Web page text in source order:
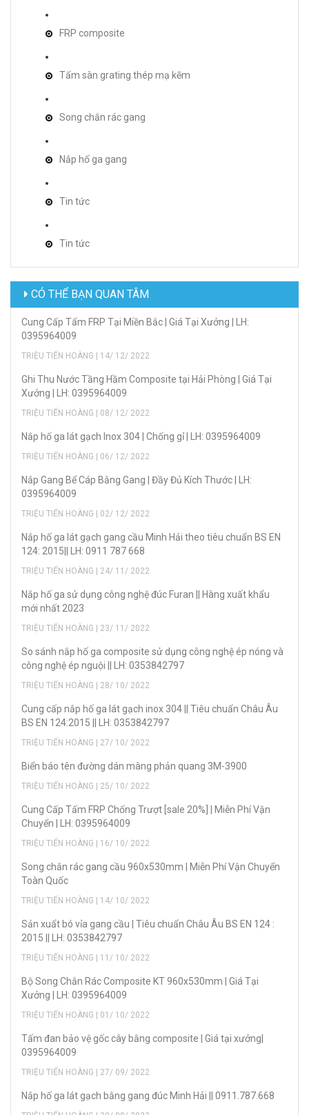
FRP composite
Tấm sàn grating thép mạ kẽm
Song chắn rác gang
Nắp hố ga gang
Tin tức
Tin tức
CÓ THỂ BẠN QUAN TÂM
Cung Cấp Tấm FRP Tại Miền Bắc | Giá Tại Xưởng | LH:
0395964009
TRIỆU TIẾN HOÀNG | 14/ 12/ 2022
Ghi Thu Nước Tầng Hầm Composite tại Hải Phòng | Giá Tại
Xưởng | LH: 0395964009
TRIỆU TIẾN HOÀNG | 08/ 12/ 2022
Nắp hố ga lát gạch Inox 304 | Chống gỉ | LH: 0395964009
TRIỆU TIẾN HOÀNG | 06/ 12/ 2022
Nắp Gang Bể Cáp Bằng Gang | Đầy Đủ Kích Thước | LH:
0395964009
TRIỆU TIẾN HOÀNG | 02/ 12/ 2022
Nắp hố ga lát gạch gang cầu Minh Hải theo tiêu chuẩn BS EN
124: 2015|| LH: 0911 787 668
TRIỆU TIẾN HOÀNG | 24/ 11/ 2022
Nắp hố ga sử dụng công nghệ đúc Furan || Hàng xuất khẩu
mới nhất 2023
TRIỆU TIẾN HOÀNG | 23/ 11/ 2022
So sánh nắp hố ga composite sử dụng công nghệ ép nóng và
công nghệ ép nguội || LH: 0353842797
TRIỆU TIẾN HOÀNG | 28/ 10/ 2022
Cung cấp nắp hố ga lát gạch inox 304 || Tiêu chuẩn Châu Âu
BS EN 124:2015 || LH: 0353842797
TRIỆU TIẾN HOÀNG | 27/ 10/ 2022
Biển báo tên đường dán màng phản quang 3M-3900
TRIỆU TIẾN HOÀNG | 25/ 10/ 2022
Cung Cấp Tấm FRP Chống Trượt [sale 20%] | Miễn Phí Vận
Chuyển | LH: 0395964009
TRIỆU TIẾN HOÀNG | 16/ 10/ 2022
Song chắn rác gang cầu 960x530mm | Miễn Phí Vận Chuyển
Toàn Quốc
TRIỆU TIẾN HOÀNG | 14/ 10/ 2022
Sản xuẩt bó vỉa gang cầu | Tiêu chuẩn Châu Âu BS EN 124 :
2015 || LH: 0353842797
TRIỆU TIẾN HOÀNG | 11/ 10/ 2022
Bộ Song Chắn Rác Composite KT 960x530mm | Giá Tại
Xưởng | LH: 0395964009
TRIỆU TIẾN HOÀNG | 01/ 10/ 2022
Tấm đan bảo vệ gốc cây bằng composite | Giá tại xưởng|
0395964009
TRIỆU TIẾN HOÀNG | 27/ 09/ 2022
Nắp hố ga lát gạch bằng gang đúc Minh Hải || 0911.787.668